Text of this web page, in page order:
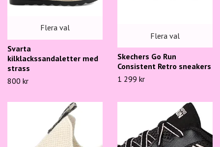
Flera val
Svarta
kilklackssandaletter med
strass
800 kr
Flera val
Skechers Go Run
Consistent Retro sneakers
1 299 kr